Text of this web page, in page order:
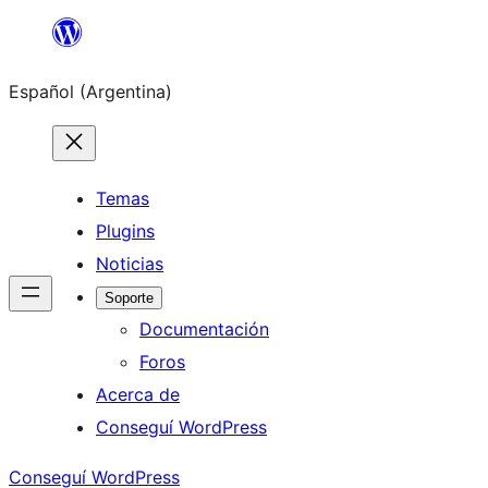
Saltar
contenido
Español (Argentina)
Temas
Plugins
Noticias
Soporte
Documentación
Foros
Acerca de
Conseguí WordPress
Conseguí WordPress